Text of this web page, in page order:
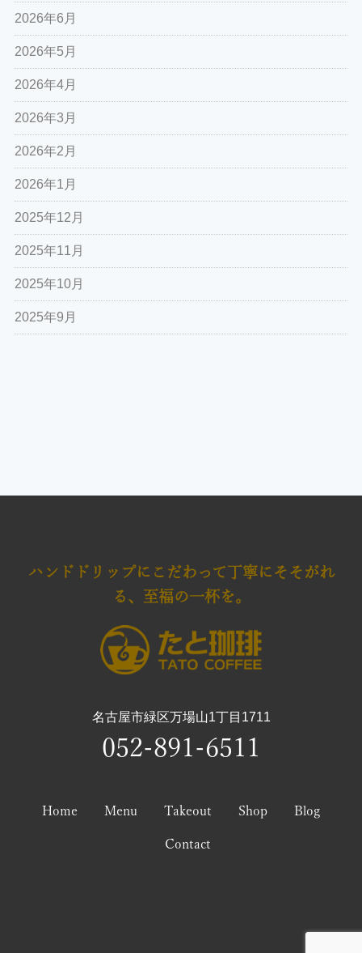
2026年6月
2026年5月
2026年4月
2026年3月
2026年2月
2026年1月
2025年12月
2025年11月
2025年10月
2025年9月
ハンドドリップにこだわって 丁寧にそそがれ
る、至福の一杯を。
名古屋市緑区万場山1丁目1711
052-891-6511
Home Menu Takeout Shop Blog
Contact